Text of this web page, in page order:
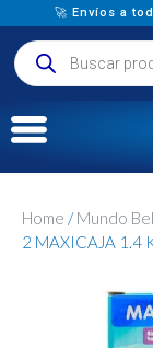
🚀 Envíos a
Home /Mundo
2 MAXICAJA 1.4